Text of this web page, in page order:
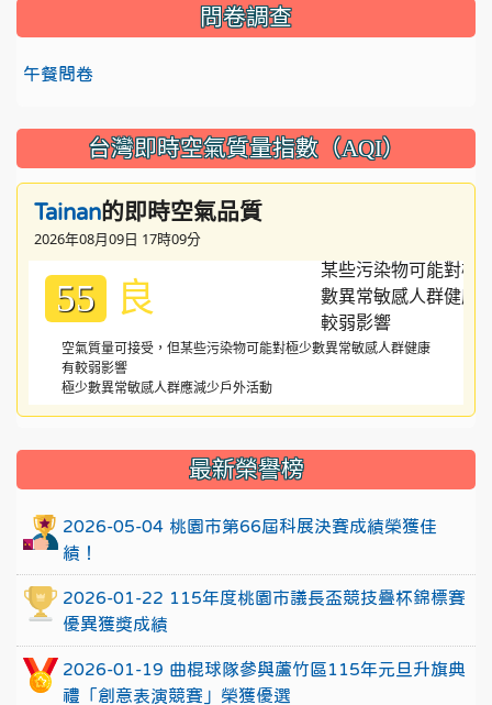
問卷調查
午餐問卷
台灣即時空氣質量指數（AQI）
Tainan的即時空氣品質
2026年08月09日 17時09分
55 良
空氣質量可接受，但某些污染物可能對極少數異常敏感人群健康
有較弱影響
極少數異常敏感人群應減少戶外活動
::: 最新榮譽榜
2026-05-04 桃園市第66屆科展決賽成績榮獲佳
績！
2026-01-22 115年度桃園市議長盃競技疊杯錦標賽
優異獲獎成績
2026-01-19 曲棍球隊參與蘆竹區115年元旦升旗典
禮「創意表演競賽」榮獲優選